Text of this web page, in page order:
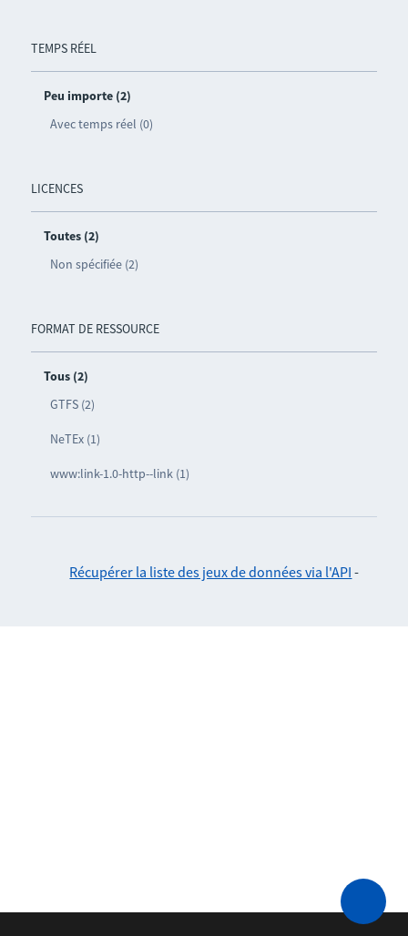
TEMPS RÉEL
Peu importe (2)
Avec temps réel (0)
LICENCES
Toutes (2)
Non spécifiée (2)
FORMAT DE RESSOURCE
Tous (2)
GTFS (2)
NeTEx (1)
www:link-1.0-http--link (1)
Récupérer la liste des jeux de données via l'API -